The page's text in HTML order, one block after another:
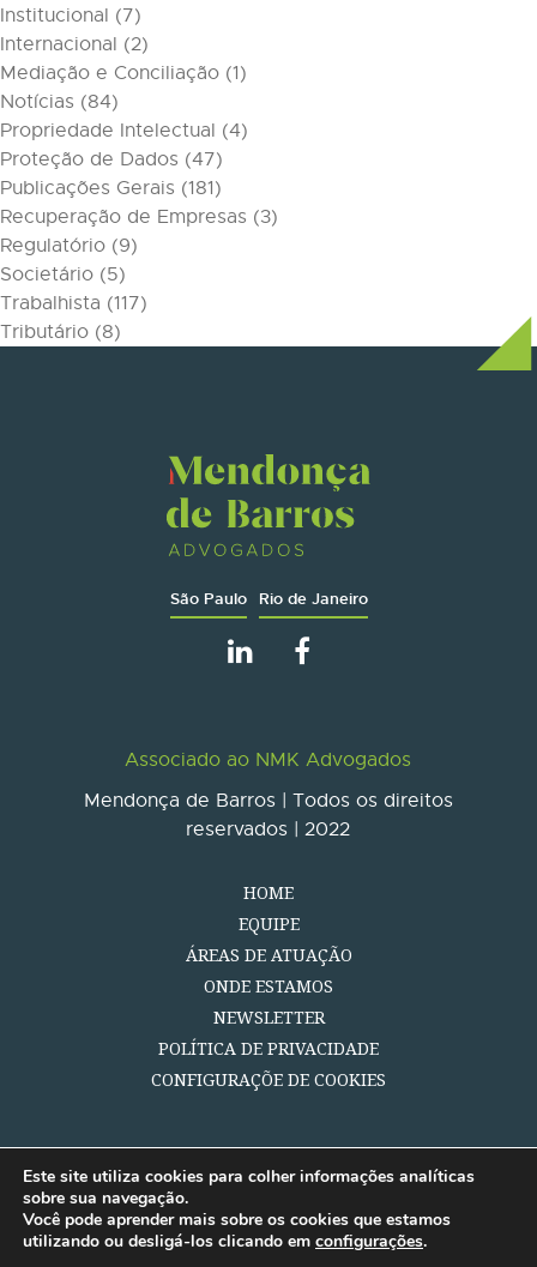
Institucional (7)
Internacional (2)
Mediação e Conciliação (1)
Notícias (84)
Propriedade Intelectual (4)
Proteção de Dados (47)
Publicações Gerais (181)
Recuperação de Empresas (3)
Regulatório (9)
Societário (5)
Trabalhista (117)
Tributário (8)
São Paulo Rio de Janeiro
Associado ao NMK Advogados
Mendonça de Barros | Todos os direitos
reservados | 2022
HOME
EQUIPE
ÁREAS DE ATUAÇÃO
ONDE ESTAMOS
NEWSLETTER
POLÍTICA DE PRIVACIDADE
CONFIGURAÇÕE DE COOKIES
Este site utiliza cookies para colher informações analíticas
sobre sua navegação.
Você pode aprender mais sobre os cookies que estamos
utilizando ou desligá-los clicando em configurações.